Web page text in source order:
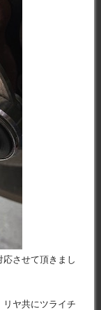
させて頂きまし
リヤ共にツライチ